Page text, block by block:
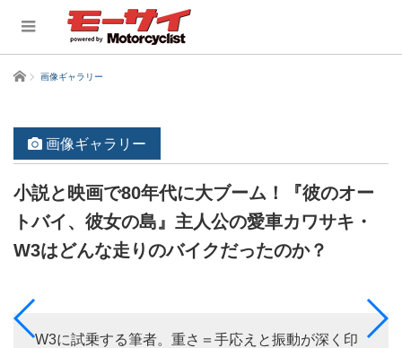
ホーム 画像ギャラリー
画像ギャラリー
小説と映画で80年代に大ブーム！『彼のオー
トバイ、彼女の島』主人公の愛車カワサキ・
W3はどんな走りのバイクだったのか？
W3に試乗する筆者。重さ＝手応えと振動が深く印